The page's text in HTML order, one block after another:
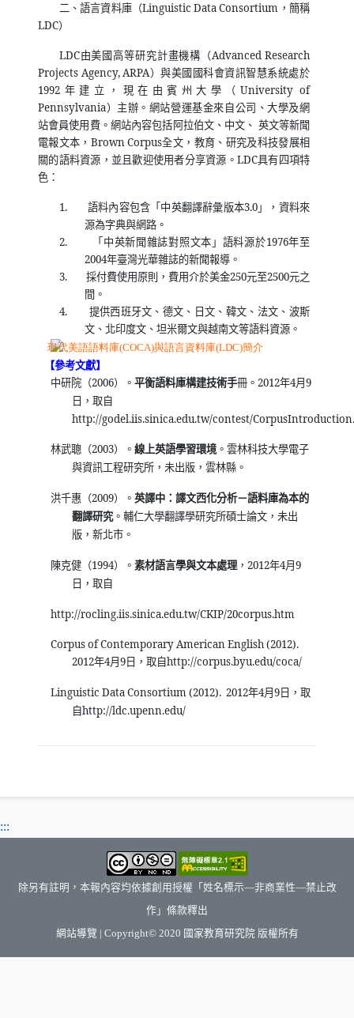
二、語言資料庫（Linguistic Data Consortium ，簡稱
LDC）
LDC由美國高等研究計畫機構（Advanced Research
Projects Agency, ARPA）與美國國科會資訊智慧系統處於
1992 年建立，現在由賓州大學（ University of
Pennsylvania）主辦。網站營運基金來自公司、大學及網
站會員使用費。網站內容包括阿拉伯文、中文、 英文等新聞
電報文本， Brown Corpus全文，教育、研究及科技發展相
關的語料資源，並且歡迎使用者分享資源。 LDC具有四項特
色：
1. 語料內容包含「中英翻譯辭彙版本3.0」，資料來
源為字典與網路。
2.
「中英新聞雜誌對照文本」語料源於1976年至
2004年臺灣光華雜誌的新聞報導。
3.
採付費使用原則，費用介於美金250元至2500元之
間。
4.
提供西班牙文、德文、日文、韓文、法文、波斯
文、北印度文、坦米爾文與越南文等語料資源。
【參考文獻】
中研院（2006）。 平衡語料庫構建技術手冊。 2012年4月 9
日，取自
http://godel.iis.sinica.edu.tw/contest/
林武聰（2003）。 線上英語學習環境 。雲林科技大學電子
與資訊工程研究所，未出版，雲林縣。
洪千惠（2009）。 英譯中：譯文西化分析－語料庫為本的
翻譯研究。輔仁大學翻譯學研究所碩士論文，未出
版，新北市。
陳克健（1994）。 素材語言學與文本處理 ， 2012年4月 9
日，取自
http://rocling.iis.sinica.edu.tw/CKIP/20corpus.htm
Corpus of Contemporary American English (2012).
2012年4月 9日，取自http://corpus.byu.edu/coca/
Linguistic Data Consortium (2012). 2012年4月 9 日，取
自http://ldc.upenn.edu/
:::
除另有註明，本報內容均依據創用授權「姓名標示—非商業性—禁止改
作」條款釋出
網站導覽 | Copyright© 2020 國家教育研究院（另開新視窗）
版權所有